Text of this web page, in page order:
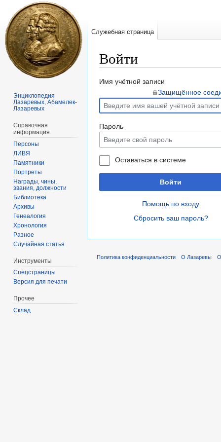
Войти
Перейти
навигации
Перейти
поиску
Имя учётной записи
Защищённое
Пароль
Оставаться в системе
Войти
Помощь по входу
Сбросить ваш пароль?
Служебная страница
Энциклопедия
Лазаревых, Абамелек-
Лазаревых
Справочная
информация
Персоны
ЛИВЯ
Памятники
Портреты
Награды, чины,
звания, должности
Библиотека
Архивы
Генеалогия
Хронология
Разное
Случайная статья
Инструменты
Спецстраницы
Версия для печати
Прочее
Склад
Политика конфиденциальности О Лазаревы